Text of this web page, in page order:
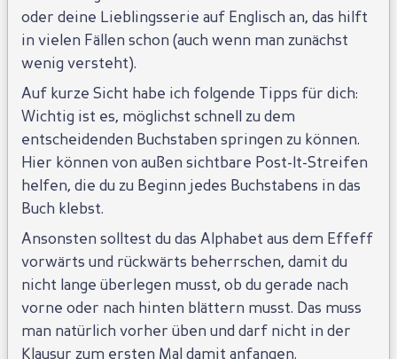
oder deine Lieblingsserie auf Englisch an, das hilft
in vielen Fällen schon (auch wenn man zunächst
wenig versteht).
Auf kurze Sicht habe ich folgende Tipps für dich:
Wichtig ist es, möglichst schnell zu dem
entscheidenden Buchstaben springen zu können.
Hier können von außen sichtbare Post-It-Streifen
helfen, die du zu Beginn jedes Buchstabens in das
Buch klebst.
Ansonsten solltest du das Alphabet aus dem Effeff
vorwärts und rückwärts beherrschen, damit du
nicht lange überlegen musst, ob du gerade nach
vorne oder nach hinten blättern musst. Das muss
man natürlich vorher üben und darf nicht in der
Klausur zum ersten Mal damit anfangen.